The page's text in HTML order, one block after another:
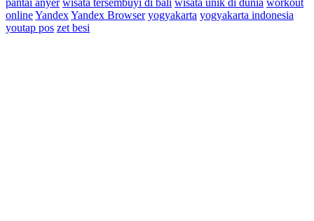
pantai anyer wisata tersembuyi di bali wisata unik di dunia workout
onlineYandexYandex Browser yogyakarta yogyakarta indonesia
youtap pos zet besi